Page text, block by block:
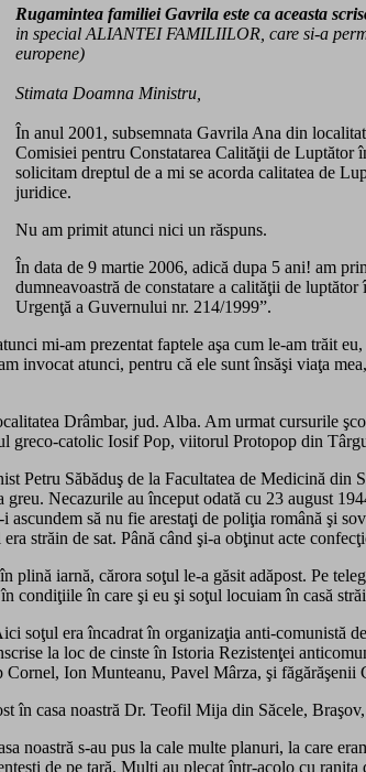
Rugamintea familiei Gavrila este ca aceasta
in special ALIANTEI FAMILIILOR, care si-a
europene)
Stimata Doamna Ministru,
În anul 2001, subsemnata Gavrila Ana din
Comisiei pentru Constatarea Calităţii de Luptător
solicitam dreptul de a mi se acorda calitatea de
juridice.
Nu am primit atunci nici un răspuns.
În data de 9 martie 2006, adică dupa 5 ani! am
dumneavoastră de constatare a calităţii de
Urgenţă a Guvernului nr. 214/1999”.
mi-am prezentat faptele aşa cum le-am trăit
invocat atunci, pentru că ele sunt însăşi viaţa
Drâmbar, jud. Alba. Am urmat cursurile
greco-catolic Iosif Pop, viitorul Protopop din
Petru Săbăduş de la Facultatea de Medicină
Necazurile au început odată cu 23 august
ascundem să nu fie arestaţi de poliţia română şi
străin de sat. Până când şi-a obţinut acte
plină iarnă, cărora soţul le-a găsit adăpost. Pe
condiţiile în care şi eu şi soţul locuiam în casă
soţul era încadrat în organizaţia anti-comunistă
la loc de cinste în Istoria Rezistenţei
Ion Munteanu, Pavel Mârza, şi
în casa noastră Dr. Teofil Mija din Săcele,
noastră s-au pus la cale multe planuri, la care
de pe ţară. Mulţi au plecat într-acolo cu